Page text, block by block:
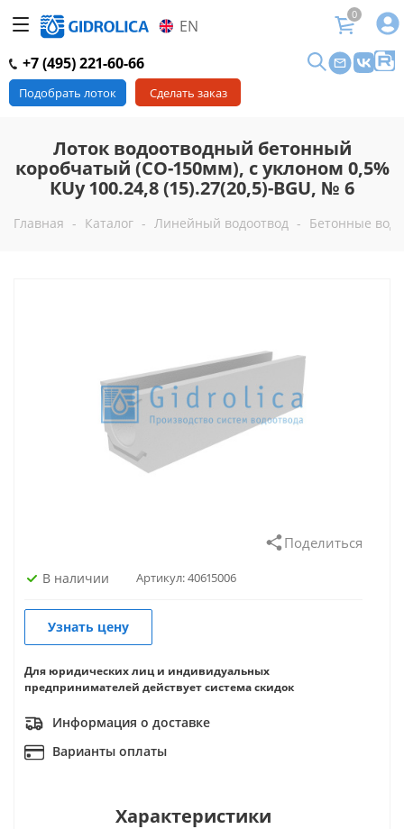
EN
0
+7 (495) 221-60-66
Подобрать лоток Сделать заказ
Лоток водоотводный бетонный
коробчатый (СО-150мм), с уклоном 0,5%
КUу 100.24,8 (15).27(20,5)-BGU, № 6
Главная - Каталог - Линейный водоотвод - Бетонные
Поделиться
В наличии Артикул:40615006
Узнать цену
Для юридических лиц и индивидуальных
предпринимателей действует система скидок
Информация о доставке
Варианты оплаты
Характеристики